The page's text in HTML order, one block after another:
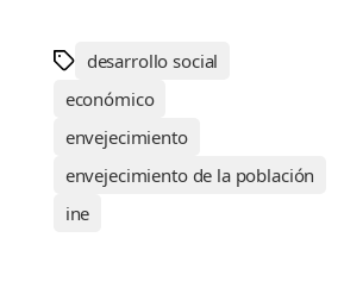
desarrollo social
económico
envejecimiento
envejecimiento de la población
ine